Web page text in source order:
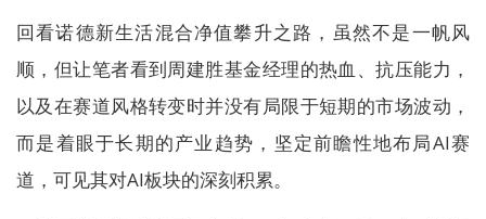
回看诺德新生活混合净值攀升之路，虽然不是一帆风
顺，但让笔者看到周建胜基金经理的热血、抗压能力，
以及在赛道风格转变时并没有局限于短期的市场波动，
而是着眼于长期的产业趋势，坚定前瞻性地布局AI赛
道，可见其对AI板块的深刻积累。